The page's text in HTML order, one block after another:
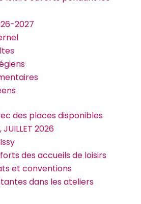
2027
des places disponibles
JUILLET 2026
des accueils de loisirs
et conventions
dans les ateliers